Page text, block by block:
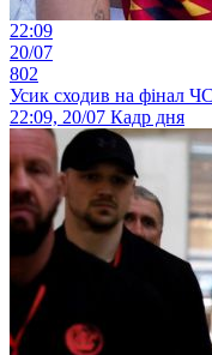
22:09
20/07
802
Усик сходив на фінал
22:09, 20/07 Кадр дня